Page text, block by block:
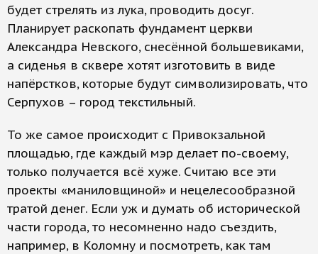
будет стрелять из лука, проводить досуг.
Планирует раскопать фундамент церкви
Александра Невского, снесённой большевиками,
а сиденья в сквере хотят изготовить в виде
напёрстков, которые будут символизировать, что
Серпухов – город текстильный.
То же самое происходит с Привокзальной
площадью, где каждый мэр делает по-своему,
только получается всё хуже. Считаю все эти
проекты «маниловщиной» и нецелесообразной
тратой денег. Если уж и думать об исторической
части города, то несомненно надо съездить,
например, в Коломну и посмотреть, как там